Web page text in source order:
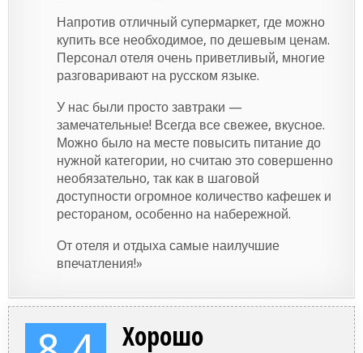
Напротив отличный супермаркет, где можно
купить все необходимое, по дешевым ценам.
Персонал отеля очень приветливый, многие
разговаривают на русском языке.
У нас были просто завтраки —
замечательные! Всегда все свежее, вкусное.
Можно было на месте повысить питание до
нужной категории, но считаю это совершенно
необязательно, так как в шаговой
доступности огромное количество кафешек и
рестораном, особенно на набережной.
От отеля и отдыха самые наилучшие
впечатления!»
Хорошо